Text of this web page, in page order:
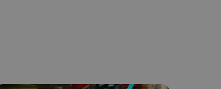
λογαριασμού. Ο